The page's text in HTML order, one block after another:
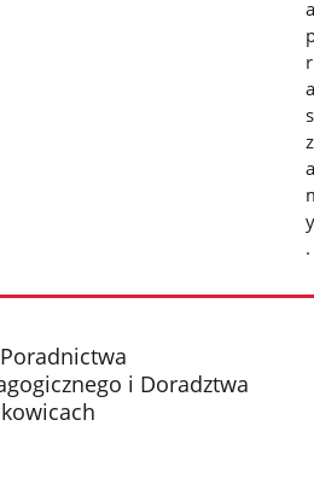
a
r
a
s
z
a
y
.
i Doradztwa